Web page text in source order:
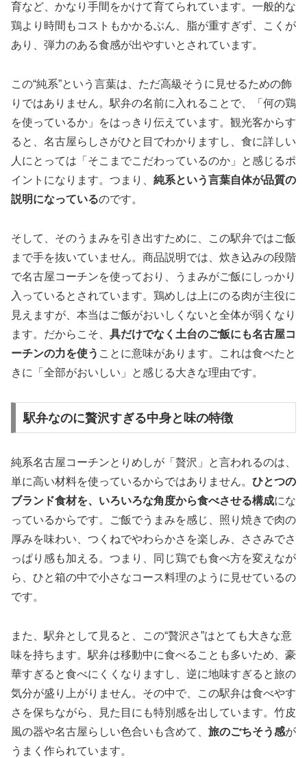
育など、かなり手間をかけて育てられています。一般的な
鶏より時間もコストもかかるぶん、脂が重すぎず、こくが
あり、弾力のある食感が出やすいとされています。
この“純系”という言葉は、ただ高級そうに見せるための飾
りではありません。駅弁の名前に入れることで、「何の鶏
を使っているか」をはっきり伝えています。観光客からす
ると、名古屋らしさがひと目でわかりますし、食に詳しい
人にとっては「そこまでこだわっているのか」と感じるポ
イントになります。つまり、 純系という言葉自体が品質の
説明になっているのです。
そして、そのうまみを引き出すために、この駅弁ではご飯
まで手を抜いていません。商品説明では、炊き込みの段階
で名古屋コーチンを使っており、うまみがご飯にしっかり
入っているとされています。鶏めしは上にのる肉が主役に
見えますが、本当はご飯がおいしくないと全体が弱くなり
ます。だからこそ、 具だけでなく土台のご飯にも名古屋コ
ーチンの力を使う ことに意味があります。これは食べたと
きに「全部がおいしい」と感じる大きな理由です。
駅弁なのに贅沢すぎる中身と味の特徴
純系名古屋コーチンとりめしが「贅沢」と言われるのは、
単に高い材料を使っているからではありません。 ひとつの
ブランド食材を、いろいろな角度から食べさせる構成にな
っているからです。ご飯でうまみを感じ、照り焼きで肉の
厚みを味わい、つくねでやわらかさを楽しみ、ささみでさ
っぱり感も加える。つまり、同じ鶏でも食べ方を変えなが
ら、ひと箱の中で小さなコース料理のように見せているの
です。
また、駅弁として見ると、この“贅沢さ”はとても大きな意
味を持ちます。駅弁は移動中に食べることも多いため、豪
華すぎると食べにくくなりますし、逆に地味すぎると旅の
気分が盛り上がりません。その中で、この駅弁は食べやす
さを保ちながら、見た目にも特別感を出しています。竹皮
風の器や名古屋らしい色合いも含めて、 旅のごちそう感が
うまく作られています。